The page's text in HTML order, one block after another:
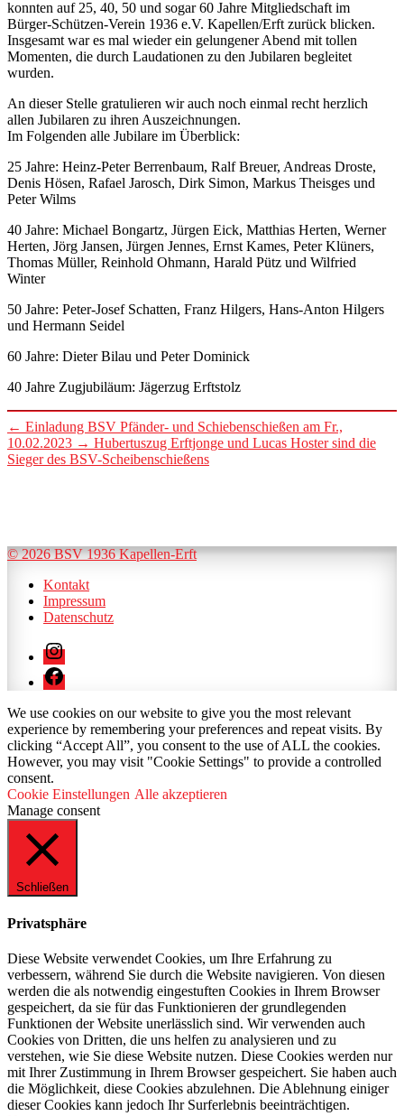
konnten auf 25, 40, 50 und sogar 60 Jahre Mitgliedschaft im
Bürger-Schützen-Verein 1936 e.V. Kapellen/Erft zurück blicken.
Insgesamt war es mal wieder ein gelungener Abend mit tollen
Momenten, die durch Laudationen zu den Jubilaren begleitet
wurden.
An dieser Stelle gratulieren wir auch noch einmal recht herzlich
allen Jubilaren zu ihren Auszeichnungen.
Im Folgenden alle Jubilare im Überblick:
25 Jahre: Heinz-Peter Berrenbaum, Ralf Breuer, Andreas Droste,
Denis Hösen, Rafael Jarosch, Dirk Simon, Markus Theisges und
Peter Wilms
40 Jahre: Michael Bongartz, Jürgen Eick, Matthias Herten, Werner
Herten, Jörg Jansen, Jürgen Jennes, Ernst Kames, Peter Klüners,
Thomas Müller, Reinhold Ohmann, Harald Pütz und Wilfried
Winter
50 Jahre: Peter-Josef Schatten, Franz Hilgers, Hans-Anton Hilgers
und Hermann Seidel
60 Jahre: Dieter Bilau und Peter Dominick
40 Jahre Zugjubiläum: Jägerzug Erftstolz
← Einladung BSV Pfänder- und Schiebenschießen am Fr.,
10.02.2023 → Hubertuszug Erftjonge und Lucas Hoster sind die
Sieger des BSV-Scheibenschießens
© 2026 BSV 1936 Kapellen-Erft
Kontakt
Impressum
Datenschutz
Instagram
Facebook
We use cookies on our website to give you the most relevant
experience by remembering your preferences and repeat visits. By
clicking “Accept All”, you consent to the use of ALL the cookies.
However, you may visit "Cookie Settings" to provide a controlled
consent.
Cookie Einstellungen Alle akzeptieren
Manage consent
Schließen
Privatsphäre
Diese Website verwendet Cookies, um Ihre Erfahrung zu
verbessern, während Sie durch die Website navigieren. Von diesen
werden die als notwendig eingestuften Cookies in Ihrem Browser
gespeichert, da sie für das Funktionieren der grundlegenden
Funktionen der Website unerlässlich sind. Wir verwenden auch
Cookies von Dritten, die uns helfen zu analysieren und zu
verstehen, wie Sie diese Website nutzen. Diese Cookies werden nur
mit Ihrer Zustimmung in Ihrem Browser gespeichert. Sie haben auch
die Möglichkeit, diese Cookies abzulehnen. Die Ablehnung einiger
dieser Cookies kann jedoch Ihr Surferlebnis beeinträchtigen.